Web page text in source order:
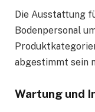
Die Ausstattung
Bodenpersonal
abgestimmt sein
Wartung und